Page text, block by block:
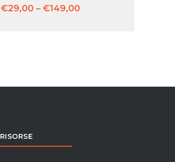
€29,00– €149,00
RISORSE